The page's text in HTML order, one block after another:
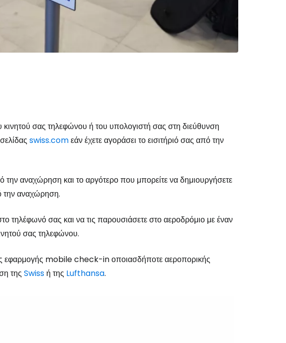
σας τηλεφώνου ή του υπολογιστή σας στη διεύθυνση
swiss.comεάν έχετε αγοράσει το εισιτήριό σας από την
την αναχώρηση και το αργότερο που μπορείτε να δημιουργήσετε
την αναχώρηση.
τηλέφωνό σας και να τις παρουσιάσετε στο αεροδρόμιο με έναν
σας τηλεφώνου.
εφαρμογής mobile check-in οποιασδήποτε αεροπορικής
της Swiss ή της Lufthansa.
στο Cestee
κοινότητα